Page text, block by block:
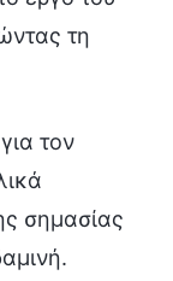
τη
τον
σημασίας